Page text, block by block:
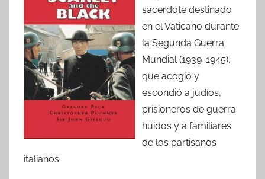
sacerdote destinado
en el Vaticano durante
la Segunda Guerra
Mundial (1939-1945),
que acogió y
escondió a judíos,
prisioneros de guerra
huidos y a familiares
de los partisanos
italianos.